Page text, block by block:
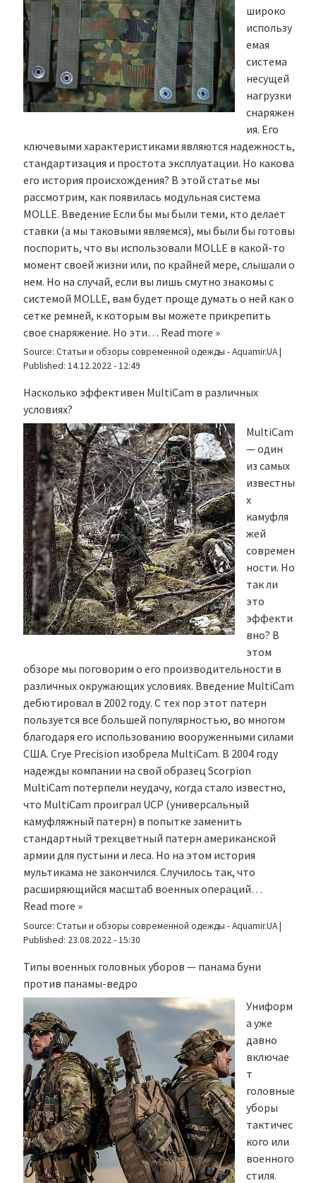
широко
использу
емая
система
несущей
нагрузки
снаряжен
ия. Его
ключевыми характеристиками являются надежность,
стандартизация и простота эксплуатации. Но какова
его история происхождения? В этой статье мы
рассмотрим, как появилась модульная система
MOLLE. Введение Если бы мы были теми, кто делает
ставки (а мы таковыми являемся), мы были бы готовы
поспорить, что вы использовали MOLLE в какой-то
момент своей жизни или, по крайней мере, слышали о
нем. Но на случай, если вы лишь смутно знакомы с
системой MOLLE, вам будет проще думать о ней как о
сетке ремней, к которым вы можете прикрепить
свое снаряжение. Но эти… Read more »
Source: Статьи и обзоры современной одежды - Aquamir.UA|
Published: 14.12.2022 - 12:49
Насколько эффективен MultiCam в различных
условиях?
MultiCam
— один
из самых
известны
х
камуфля
жей
современ
ности. Но
так ли
это
эффекти
вно? В
этом
обзоре мы поговорим о его производительности в
различных окружающих условиях. Введение MultiCam
дебютировал в 2002 году. С тех пор этот патерн
пользуется все большей популярностью, во многом
благодаря его использованию вооруженными силами
США. Crye Precision изобрела MultiCam. В 2004 году
надежды компании на свой образец Scorpion
MultiCam потерпели неудачу, когда стало известно,
что MultiCam проиграл UCP (универсальный
камуфляжный патерн) в попытке заменить
стандартный трехцветный патерн американской
армии для пустыни и леса. Но на этом история
мультикама не закончился. Случилось так, что
расширяющийся масштаб военных операций…
Read more »
Source: Статьи и обзоры современной одежды - Aquamir.UA|
Published: 23.08.2022 - 15:30
Типы военных головных уборов — панама буни
против панамы-ведро
Униформ
а уже
давно
включае
т
головные
уборы
тактичес
кого или
военного
стиля.